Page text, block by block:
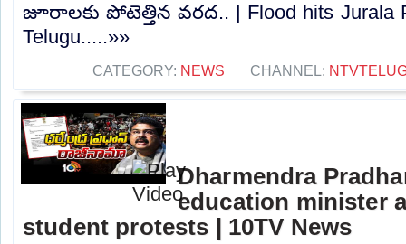
జూరాలకు పోటెత్తిన వరద.. | Flood hits Jurala
Telugu.....»»
CATEGORY: NEWS CHANNEL:
Dharmendra
education minister
student protests | 10TV News